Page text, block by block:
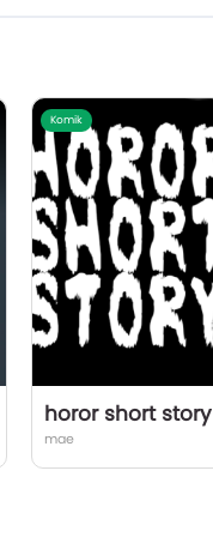
Komik
horor short story
mae